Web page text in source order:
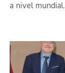
a nivel mundial.